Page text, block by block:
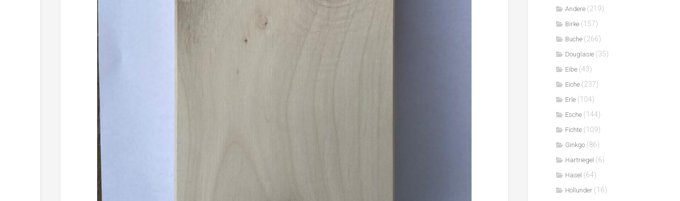
Mammutbaum
Andere (219)
Birke (157)
Buche (266)
Douglasie (35)
Eibe (43)
Eiche (237)
Erle (104)
Esche (144)
Fichte (109)
Ginkgo (86)
Hartriegel (6)
Hasel (64)
Hollunder (16)